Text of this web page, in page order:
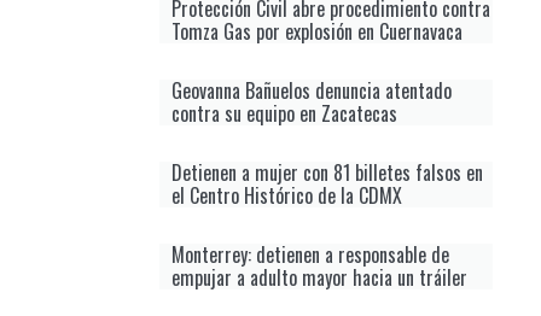
Protección Civil abre procedimiento contra
Tomza Gas por explosión en Cuernavaca
Geovanna Bañuelos denuncia atentado
contra su equipo en Zacatecas
Detienen a mujer con 81 billetes falsos en
el Centro Histórico de la CDMX
Monterrey: detienen a responsable de
empujar a adulto mayor hacia un tráiler